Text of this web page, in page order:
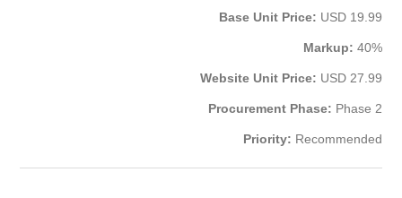
Base Unit Price: USD 19.99
Markup: 40%
Website Unit Price: USD 27.99
Procurement Phase: Phase 2
Priority: Recommended